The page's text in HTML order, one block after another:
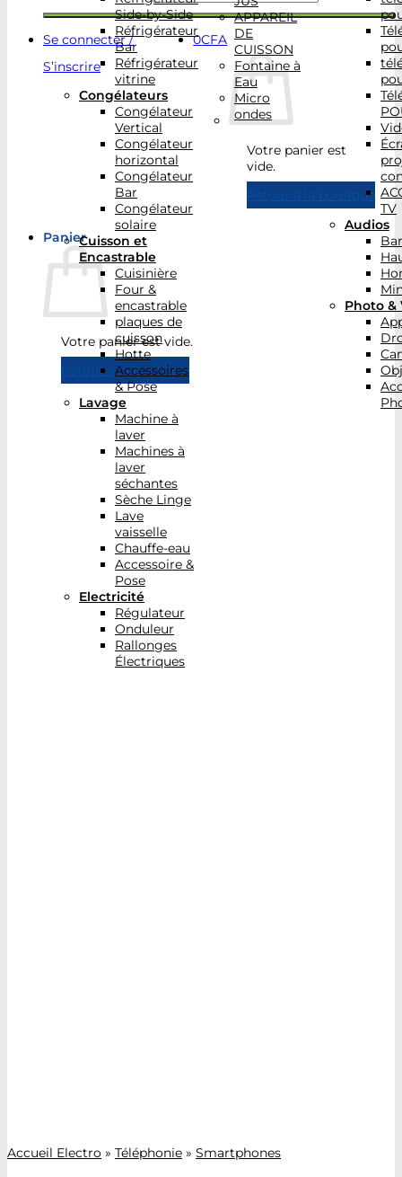
Se connecter /
S’inscrire
0CFA
Votre panier est
vide.
Retour à la boutique
Panier
Votre panier est vide.
Retour à la boutique
Side-by-Side
Réfrigérateur
Bar
Réfrigérateur
vitrine
Congélateurs
Congélateur
Vertical
Congélateur
horizontal
Congélateur
Bar
Congélateur
solaire
Cuisson et
Encastrable
Cuisinière
Four &
encastrable
plaques de
cuisson
Hotte
Accessoires
& Pose
Lavage
Machine à
laver
Machines à
laver
séchantes
Sèche Linge
Lave
vaisselle
Chauffe-eau
Accessoire &
Pose
Electricité
Régulateur
Onduleur
Rallonges
Électriques
APPAREIL
DE
CUISSON
Fontaine à
Eau
Micro
ondes
TV
Audios
Photo &
Accueil Electro » Téléphonie » Smartphones